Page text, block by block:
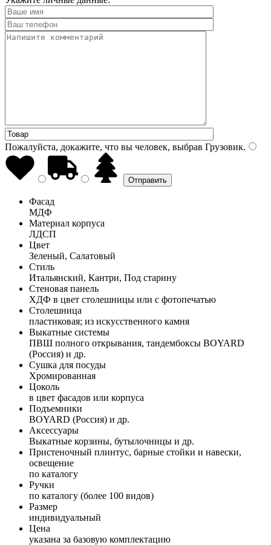
Пожалуйста, докажите, что вы человек, выбрав Грузовик.
Фасад
МДФ
Материал корпуса
ЛДСП
Цвет
Зеленый, Салатовый
Стиль
Итальянский, Кантри, Под старину
Стеновая панель
ХДФ в цвет столешницы или с фотопечатью
Столешница
пластиковая; из искусственного камня
Выкатные системы
ПВШ полного открывания, тандембоксы BOYARD
(Россия) и др.
Сушка для посуды
Хромированная
Цоколь
в цвет фасадов или корпуса
Подъемники
BOYARD (Россия) и др.
Аксессуары
Выкатные корзины, бутылочницы и др.
Пристеночный плинтус, барные стойки и навески,
освещение
по каталогу
Ручки
по каталогу (более 100 видов)
Размер
индивидуальный
Цена
указана за базовую комплектацию